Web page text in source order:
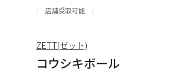
店舗受取可能
コウシキボール
ZETT(ゼット)